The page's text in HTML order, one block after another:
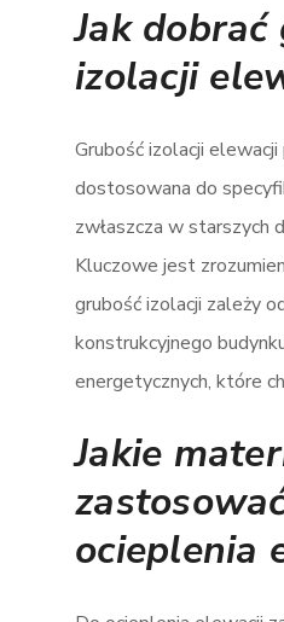
Jak
izolacji
Grubość izolacji
dostosowana do
zwłaszcza w starszych
Kluczowe jest
grubość izolacji zależy
konstrukcyjnego
energetycznych, które
Jakie
ocieplenia